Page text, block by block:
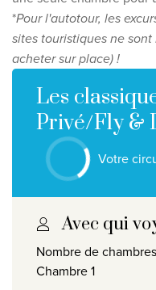
la vie privée
*Pour l'autotour, les
sites touristiques ne
acheter sur place) !
Les
Privé/Fly &
Votre
Avec qui
Nombre de chambres
Chambre 1